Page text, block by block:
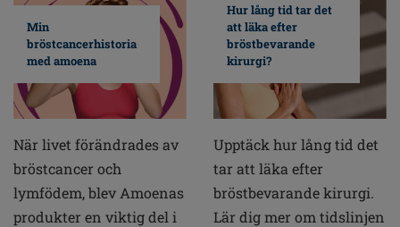
Min
bröstcancerhistoria
med amoena
När livet förändrades av
bröstcancer och
lymfödem, blev Amoenas
produkter en viktig del i
Hur lång tid tar det
att läka efter
bröstbevarande
kirurgi?
Upptäck hur lång tid det
tar att läka efter
bröstbevarande kirurgi.
Lär dig mer om tidslinjen